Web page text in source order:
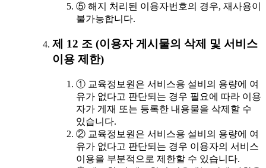
⑤ 해지 처리된 이용자번호의 경우, 재사용이
불가능합니다.
제 12 조 (이용자 게시물의 삭제 및 서비스
이용 제한)
① 교육정보원은 서비스용 설비의 용량에 여
유가 없다고 판단되는 경우 필요에 따라 이용
자가 게재 또는 등록한 내용물을 삭제할 수
있습니다.
② 교육정보원은 서비스용 설비의 용량에 여
유가 없다고 판단되는 경우 이용자의 서비스
이용을 부분적으로 제한할 수 있습니다.